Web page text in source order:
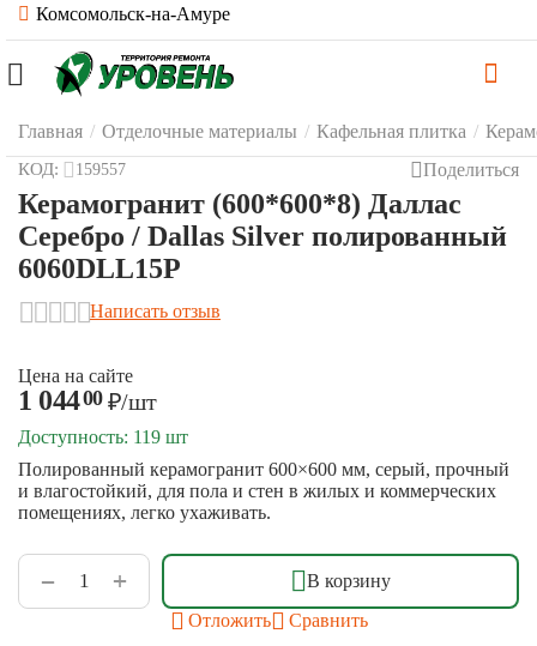
Комсомольск-на-Амуре
Главная / Отделочные материалы / Кафельная плитка /
КОД: 159557 Поделиться
Керамогранит (600*600*8) Даллас
Серебро / Dallas Silver полированный
6060DLL15P
Написать отзыв
Цена на сайте
1 04400 ₽/шт
Доступность: 119 шт
Полированный керамогранит 600×600 мм, серый, прочный
и влагостойкий, для пола и стен в жилых и коммерческих
помещениях, легко ухаживать.
+
−
В корзину
Отложить
Сравнить